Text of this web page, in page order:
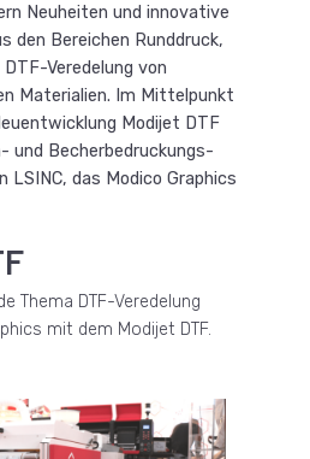
Neuheiten und innovative
den Bereichen Runddruck,
Veredelung von
Materialien. Im Mittelpunkt
Modijet DTF
und Becherbedruckungs-
LSINC, das Modico Graphics
Thema DTF-Veredelung
mit dem Modijet DTF.